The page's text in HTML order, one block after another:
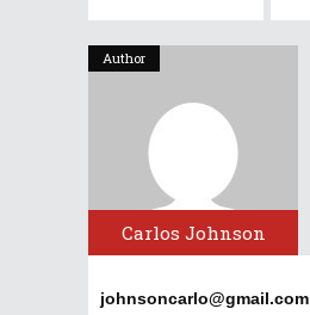
Author
Carlos Johnson
johnsoncarlo@gmail.com